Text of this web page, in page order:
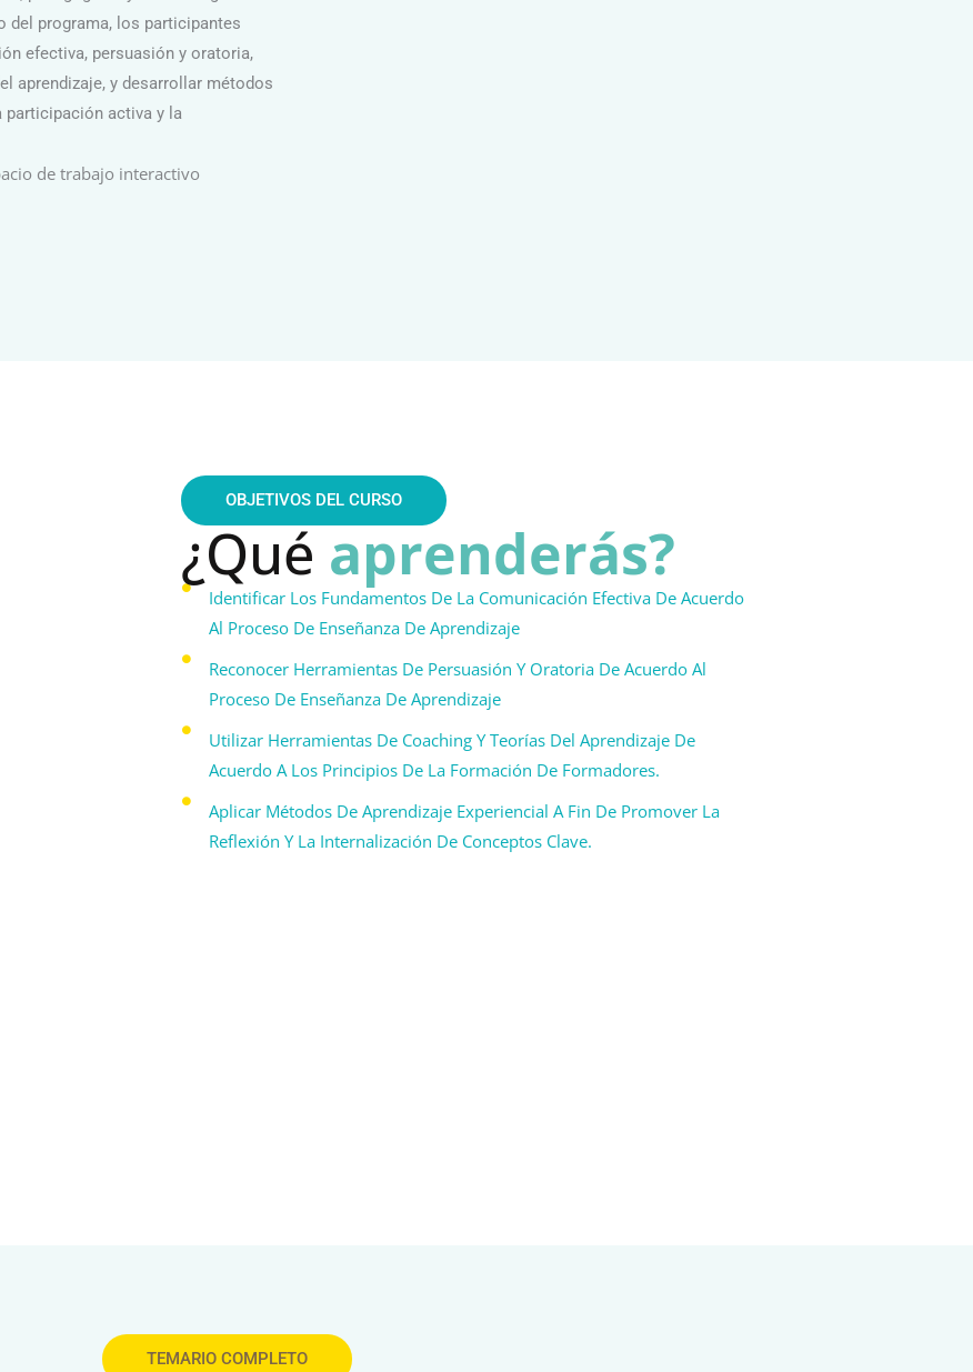
del programa, los participantes
efectiva, persuasión y oratoria,
aprendizaje, y desarrollar métodos
participación activa y la
de trabajo interactivo
Identificar Los Fundamentos De La Comunicación Efectiva De Acuerdo
Al Proceso De Enseñanza De Aprendizaje
Reconocer Herramientas De Persuasión Y Oratoria De Acuerdo Al
Proceso De Enseñanza De Aprendizaje
Utilizar Herramientas De Coaching Y Teorías Del Aprendizaje De
Acuerdo A Los Principios De La Formación De Formadores.
Aplicar Métodos De Aprendizaje Experiencial A Fin De Promover La
Reflexión Y La Internalización De Conceptos Clave.
¿Qué aprenderás?
OBJETIVOS DEL CURSO
TEMARIO COMPLETO